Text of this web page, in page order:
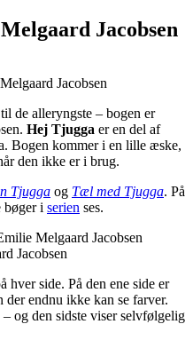
Jacobsen
de alleryngste – bogen er
Hej Tjugga er en del af
Bogen kommer i en lille æske,
den ikke er i brug.
Tjugga og Tæl med Tjugga. På
bøger i serien ses.
Jacobsen
hver side. På den ene side er
endnu ikke kan se farver.
og den sidste viser selvfølgelig